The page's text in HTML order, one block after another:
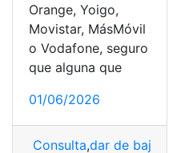
Orange, Yoigo,
Movistar, MásMóvil
o Vodafone, seguro
que alguna que
01/06/2026
Consulta,dar de baja